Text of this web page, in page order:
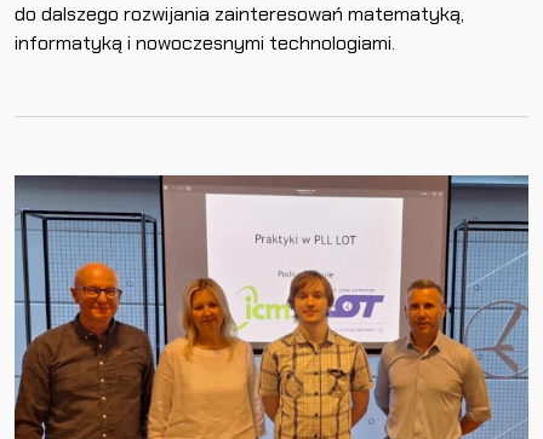
do dalszego rozwijania zainteresowań matematyką,
informatyką i nowoczesnymi technologiami.